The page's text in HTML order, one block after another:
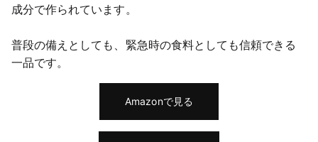
成分で作られています。
普段の備えとしても、緊急時の食料としても信頼できる
一品です。
Amazonで見る